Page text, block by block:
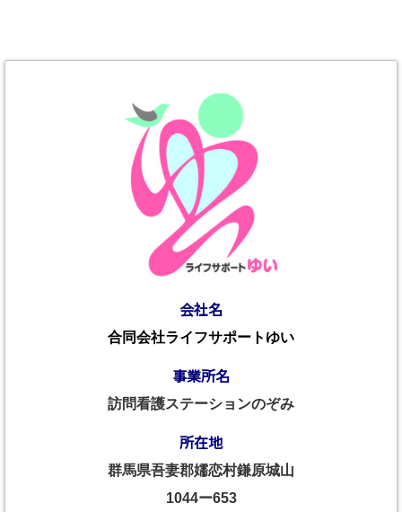
会社名
合同会社ライフサポートゆい
事業所名
訪問看護ステーションのぞみ
所在地
群馬県吾妻郡嬬恋村鎌原城山
1044ー653